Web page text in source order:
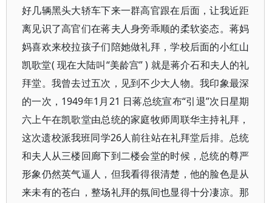
好几辆黑头大轿车下来一群高官跟在后面，让我近距
离见识了高官们在蒋夫人身旁乖顺的柔软姿态。蒋妈
妈喜欢来校拉孩子们陪她做礼拜，学校后面的小红山
凯歌堂( 现在大陆叫“美龄宫” ) 就是蒋介石和夫人的礼
拜堂。我曾去过五次，见到不少大人物。我印象最深
的一次，1949年1月21 日蒋总统宣布“引退”次日星期
六上午在凯歌堂由总统的家庭牧师周联华主持礼拜，
这次遗校派我班同学26人前往站在礼拜堂后排。总统
和夫人从三楼回廊下到二楼会堂的时候，总统的尊严
形象仍然英气逼人，但我看得很清楚，他的脸色是从
来未有的苍白，整场礼拜的氛间也显得十分凄凉。那